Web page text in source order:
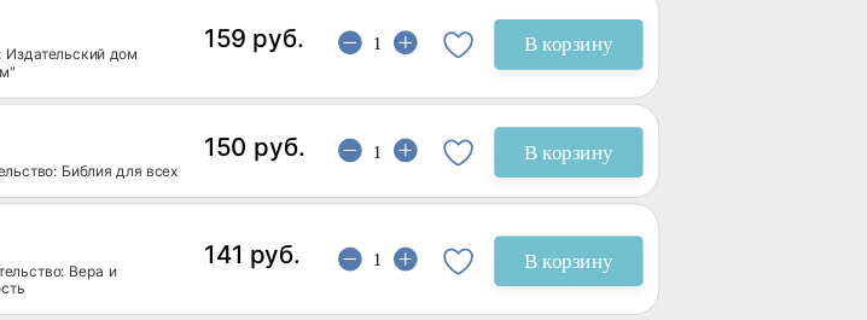
Издательский дом
159 руб. В корзину
Библия для всех
150 руб. В корзину
Вера и
141 руб. В корзину